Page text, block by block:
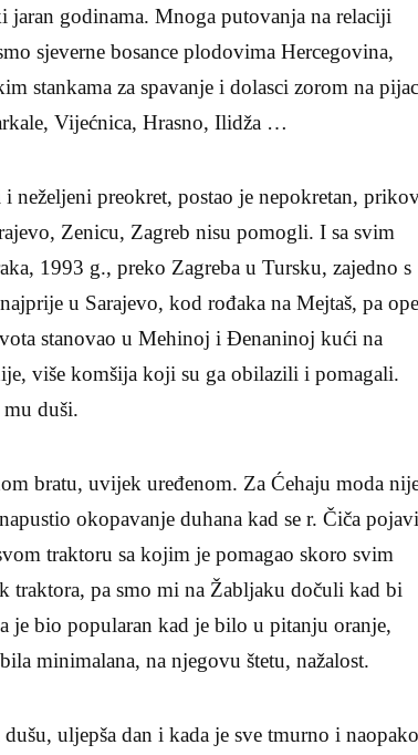
godinama. Mnoga putovanja na relaciji
sjeverne bosance plodovima Hercegovina,
stankama za spavanje i dolasci zorom na
Vijećnica, Hrasno, Ilidža …
preokret, postao je nepokretan,
Zenicu, Zagreb nisu pomogli. I sa svim
1993 g., preko Zagreba u Tursku, zajedno s
u Sarajevo, kod rođaka na Mejtaš, pa
stanovao u Mehinoj i Đenaninoj kući na
više komšija koji su ga obilazili i pomagali.
duši.
bratu, uvijek uređenom. Za Ćehaju moda
okopavanje duhana kad se r. Čiča
traktoru sa kojim je pomagao skoro svim
traktora, pa smo mi na Žabljaku dočuli kad bi
je bio popularan kad je bilo u pitanju oranje,
minimalana, na njegovu štetu, nažalost.
uljepša dan i kada je sve tmurno i